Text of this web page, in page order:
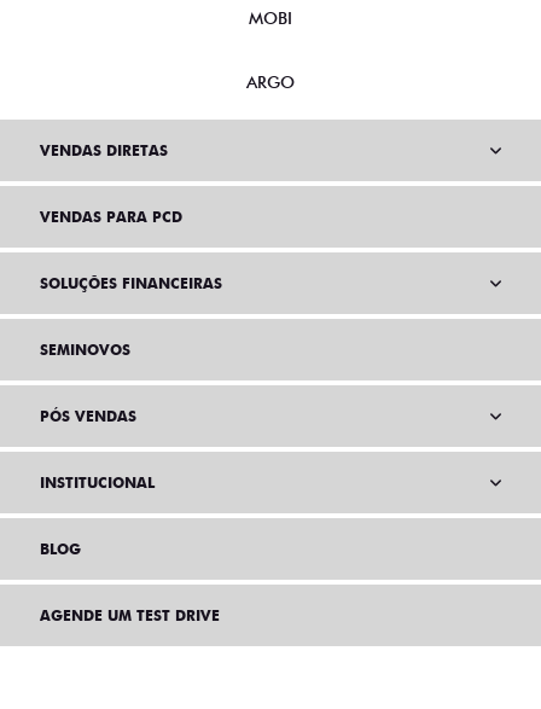
MOBI
ARGO
VENDAS DIRETAS
VENDAS PARA PCD
SOLUÇÕES FINANCEIRAS
SEMINOVOS
PÓS VENDAS
INSTITUCIONAL
BLOG
AGENDE UM TEST DRIVE